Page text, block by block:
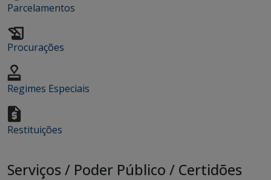
Parcelamentos
Procurações
Regimes Especiais
Restituições
Serviços/ Poder Público / Certidões